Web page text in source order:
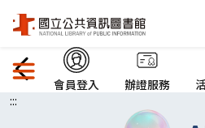
選單按鈕
上一頁會員登入 辦證服務
:::